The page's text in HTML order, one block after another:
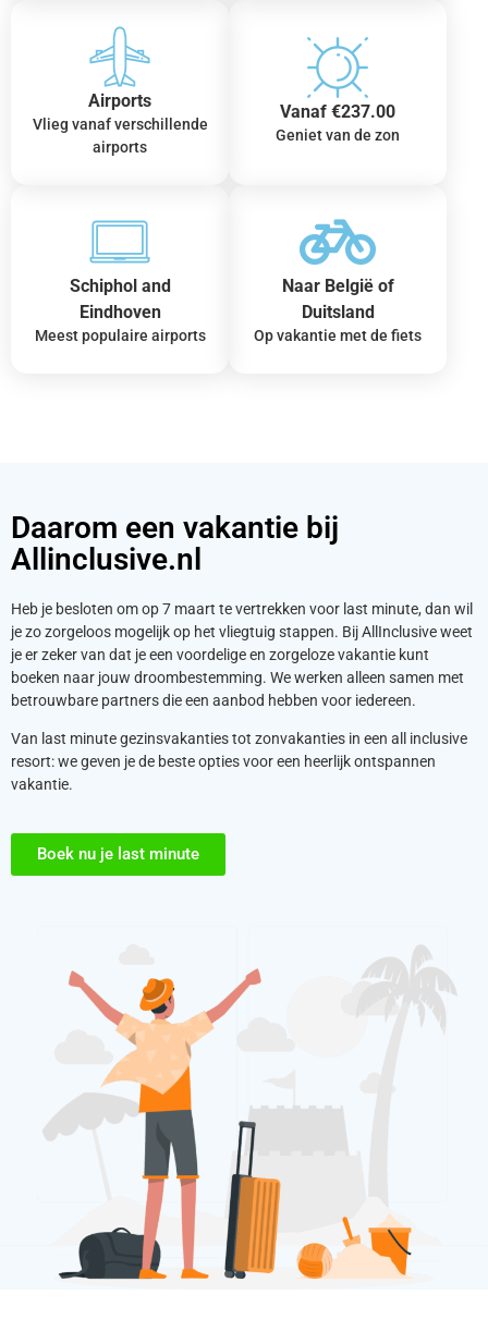
Airports
Vlieg vanaf verschillende
airports
Vanaf €237.00
Geniet van de zon
Schiphol and
Eindhoven
Meest populaire airports
Naar België of
Duitsland
Op vakantie met de fiets
Daarom een vakantie bij
Allinclusive.nl
Heb je besloten om op 7 maart te vertrekken voor last minute, dan wil
je zo zorgeloos mogelijk op het vliegtuig stappen. Bij AllInclusive weet
je er zeker van dat je een voordelige en zorgeloze vakantie kunt
boeken naar jouw droombestemming. We werken alleen samen met
betrouwbare partners die een aanbod hebben voor iedereen.
Van last minute gezinsvakanties tot zonvakanties in een all inclusive
resort: we geven je de beste opties voor een heerlijk ontspannen
vakantie.
Boek nu je last minute